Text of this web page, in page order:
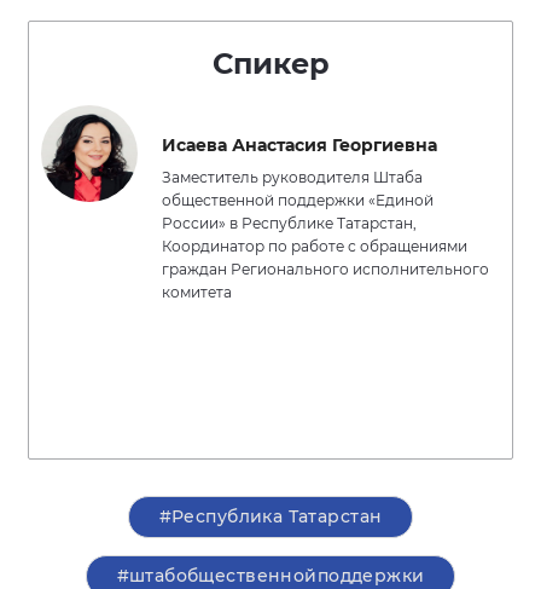
Спикер
Исаева Анастасия Георгиевна
Заместитель руководителя Штаба
общественной поддержки «Единой
России» в Республике Татарстан,
Координатор по работе с обращениями
граждан Регионального исполнительного
комитета
#Республика Татарстан
#штабобщественнойподдержки